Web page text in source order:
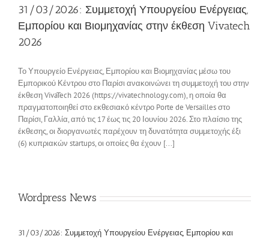
31/03/2026: Συμμετοχή Υπουργείου Ενέργειας,
Εμπορίου και Βιομηχανίας στην έκθεση Vivatech
2026
Το Υπουργείο Ενέργειας, Εμπορίου και Βιομηχανίας μέσω του
Εμπορικού Κέντρου στο Παρίσι ανακοινώνει τη συμμετοχή του στην
έκθεση VivaTech 2026 (https://vivatechnology.com), η οποία θα
πραγματοποιηθεί στο εκθεσιακό κέντρο Porte de Versailles στο
Παρίσι, Γαλλία, από τις 17 έως τις 20 Ιουνίου 2026. Στο πλαίσιο της
έκθεσης, οι διοργανωτές παρέχουν τη δυνατότητα συμμετοχής έξι
(6) κυπριακών startups, οι οποίες θα έχουν [...]
Wordpress News
31/03/2026: Συμμετοχή Υπουργείου Ενέργειας, Εμπορίου και